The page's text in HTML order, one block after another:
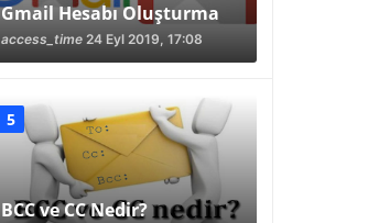
Gmail Hesabı Oluşturma
access_time 24 Eyl 2019, 17:08
BCC ve CC Nedir?